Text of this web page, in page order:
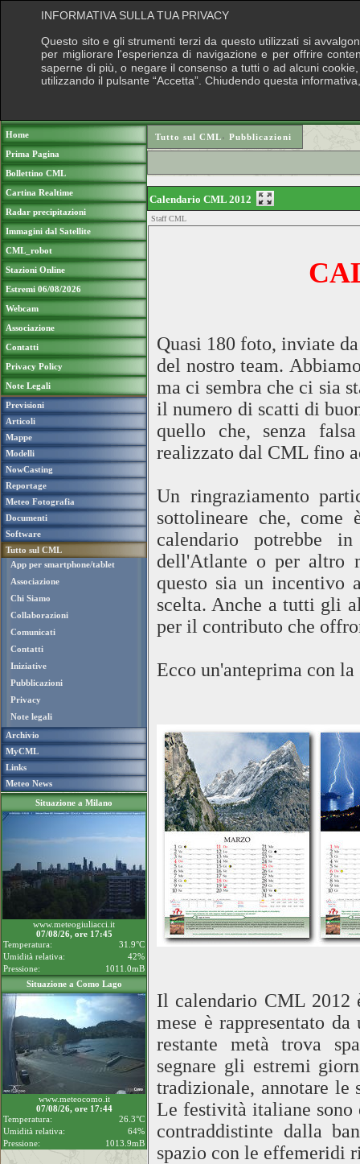
Home
Prima Pagina
Bollettino CML
Cartina Realtime
Radar precipitazioni
Immagini dal Satellite
CML_robot
Stazioni Online
Estremi 06/08/2026
Webcam
Associazione
Contatti
Privacy Policy
Note Legali
Previsioni
Articoli
Mappe
Modelli
NowCasting
Reportage
Meteo Fotografia
Documenti
Software
Tutto sul CML
App per smartphone/tablet
Associazione
Chi Siamo
Collaborazioni
Comunicati
Contatti
Iniziative
Pubblicazioni
Privacy
Note legali
Archivio
MyCML
Links
Meteo News
Situazione a Milano
www.meteogiuliacci.it
07/08/26, ore 17:45
Temperatura:
31.9°C
Umidità relativa:
42%
Pressione:
1011.0mB
Situazione a Como Lago
www.meteocomo.it
07/08/26, ore 17:44
Temperatura:
26.3°C
Umidità relativa:
64%
Pressione:
1013.9mB
Tutto sul CML› Pubblicazioni
Calendario CML 2012
Staff CML
Quasi 180 foto, inviate
del nostro team.
ma ci sembra che ci sia
il numero di scatti di
quello che, senza
realizzato dal CML fino
Un ringraziamento
sottolineare che,
calendario potrebbe
dell'Atlante o per altro
questo sia un incentivo
scelta. Anche a tutti gli
per il contributo che
Ecco un'anteprima con
Il calendario CML 2012
mese è rappresentato
restante metà trova
segnare gli estremi
tradizionale, annotare le
Le festività italiane sono
contraddistinte dalla
spazio con le effemeridi
INFORMATIVA SULLA TUA PRIVACY
Questo sito e gli strumenti terzi da questo utilizzati si
per migliorare l'esperienza di navigazione e per offrire
saperne di più, o negare il consenso a tutti o ad alcuni
utilizzando il pulsante “Accetta”. Chiudendo questa